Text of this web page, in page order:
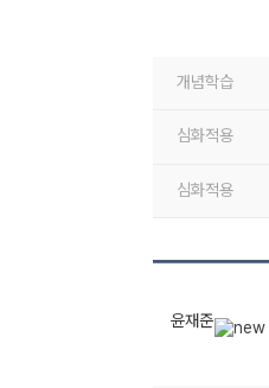
개념학습
심화적용
심화적용
윤재준